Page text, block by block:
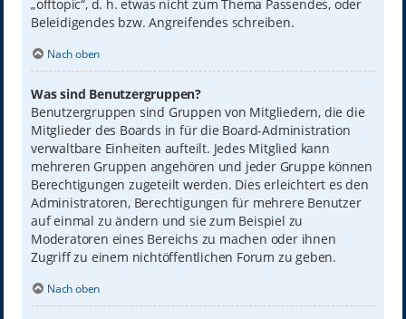
„offtopic“, d. h. etwas nicht zum Thema Passendes, oder
Beleidigendes bzw. Angreifendes schreiben.
Nach oben
Was sind Benutzergruppen?
Benutzergruppen sind Gruppen von Mitgliedern, die die
Mitglieder des Boards in für die Board-Administration
verwaltbare Einheiten aufteilt. Jedes Mitglied kann
mehreren Gruppen angehören und jeder Gruppe können
Berechtigungen zugeteilt werden. Dies erleichtert es den
Administratoren, Berechtigungen für mehrere Benutzer
auf einmal zu ändern und sie zum Beispiel zu
Moderatoren eines Bereichs zu machen oder ihnen
Zugriff zu einem nichtöffentlichen Forum zu geben.
Nach oben